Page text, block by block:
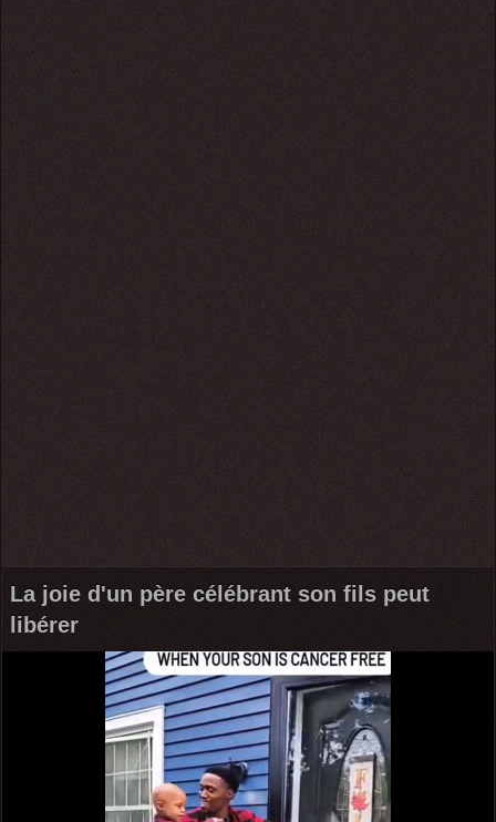
La joie d'un père célébrant son fils peut
libérer